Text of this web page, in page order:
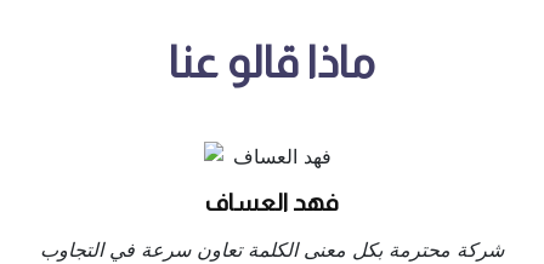
ماذا قالو عنا
فهد العساف
شركة محترمة بكل معنى الكلمة تعاون سرعة في التجاوب